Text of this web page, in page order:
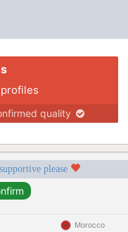
quality
please
Morocco